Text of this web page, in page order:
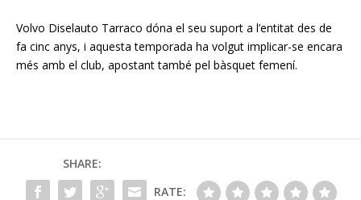
Volvo Diselauto Tarraco dóna el seu suport a l’entitat des de
fa cinc anys, i aquesta temporada ha volgut implicar-se encara
més amb el club, apostant també pel bàsquet femení.
SHARE:
RATE: